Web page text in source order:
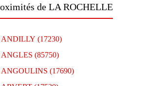
de LA ROCHELLE
ANDILLY (17230)
ANGLES (85750)
ANGOULINS (17690)